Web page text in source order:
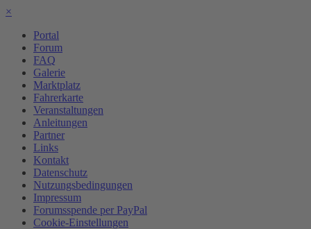
×
Portal
Forum
FAQ
Galerie
Marktplatz
Fahrerkarte
Veranstaltungen
Anleitungen
Partner
Links
Kontakt
Datenschutz
Nutzungsbedingungen
Impressum
Forumsspende per PayPal
Cookie-Einstellungen